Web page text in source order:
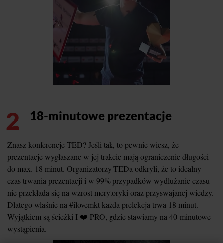
2 18-minutowe prezentacje
Znasz konferencje TED? Jeśli tak, to pewnie wiesz, że
prezentacje wygłaszane w jej trakcie mają ograniczenie długości
do max. 18 minut. Organizatorzy TEDa odkryli, że to idealny
czas trwania prezentacji i w 99% przypadków wydłużanie czasu
nie przekłada się na wzrost merytoryki oraz przyswajanej wiedzy.
Dlatego właśnie na #ilovemkt każda prelekcja trwa 18 minut.
Wyjątkiem są ścieżki I ❤️ PRO, gdzie stawiamy na 40-minutowe
wystąpienia.